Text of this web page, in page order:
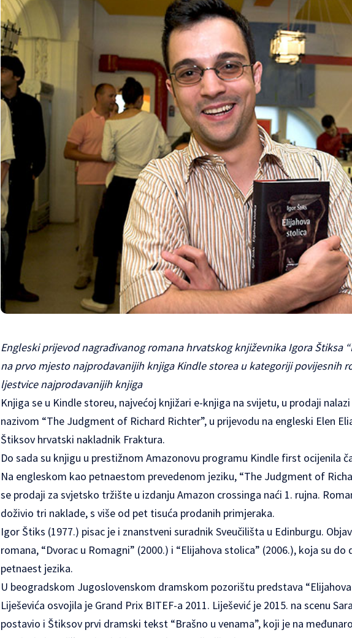
Engleski prijevod nagrađivanog romana hrvatskog književnika Igora Štiksa
na prvo mjesto najprodavanijih knjiga Kindle storea u kategoriji povijesnih
ljestvice najprodavanijih knjiga
Knjiga se u Kindle storeu, najvećoj knjižari e-knjiga na svijetu, u prodaji
nazivom “The Judgment of Richard Richter”, u prijevodu na engleski Elen
Štiksov hrvatski nakladnik Fraktura.
Do sada su knjigu u prestižnom Amazonovu programu Kindle first ocijenila
Na engleskom kao petnaestom prevedenom jeziku, “The Judgment of
se prodaji za svjetsko tržište u izdanju Amazon crossinga naći 1. rujna.
doživio tri naklade, s više od pet tisuća prodanih primjeraka.
Igor Štiks (1977.) pisac je i znanstveni suradnik Sveučilišta u Edinburgu.
romana, “Dvorac u Romagni” (2000.) i “Elijahova stolica” (2006.), koja su do
petnaest jezika.
U beogradskom Jugoslovenskom dramskom pozorištu predstava
Liješevića osvojila je Grand Prix BITEF-a 2011. Liješević je 2015. na scenu
postavio i Štiksov prvi dramski tekst “Brašno u venama”, koji je na